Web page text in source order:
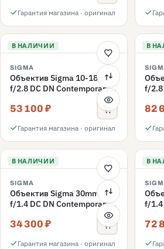
Гарантия магазина · оригинал
В НАЛИЧИИ
SIGMA
Объектив Sigma 10-18mm
f/2.8 DC DN Contemporary
53 100 ₽
Гарантия магазина · оригинал
В
f/2.8
82
В НАЛИЧИИ
SIGMA
Объектив Sigma 30mm
f/1.4 DC DN Contemporary
34 300 ₽
Гарантия магазина · оригинал
В
f/1.4
72